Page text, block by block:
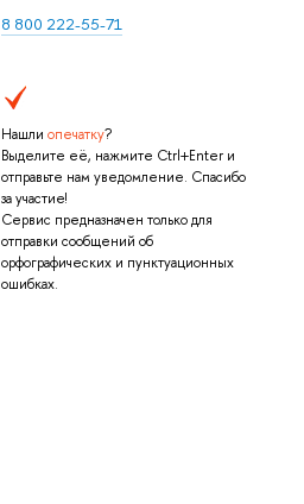
8 800 222-55-71
Нашли опечатку?
Выделите её, нажмите Ctrl+Enter и
отправьте нам уведомление. Спасибо
за участие!
Сервис предназначен только для
отправки сообщений об
орфографических и пунктуационных
ошибках.